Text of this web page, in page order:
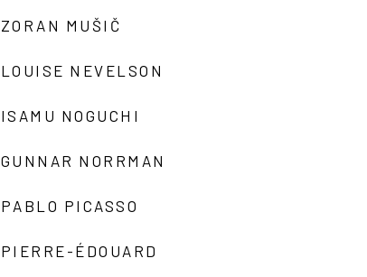
ZORAN MUŠIČ
LOUISE NEVELSON
ISAMU NOGUCHI
GUNNAR NORRMAN
PABLO PICASSO
PIERRE-ÉDOUARD